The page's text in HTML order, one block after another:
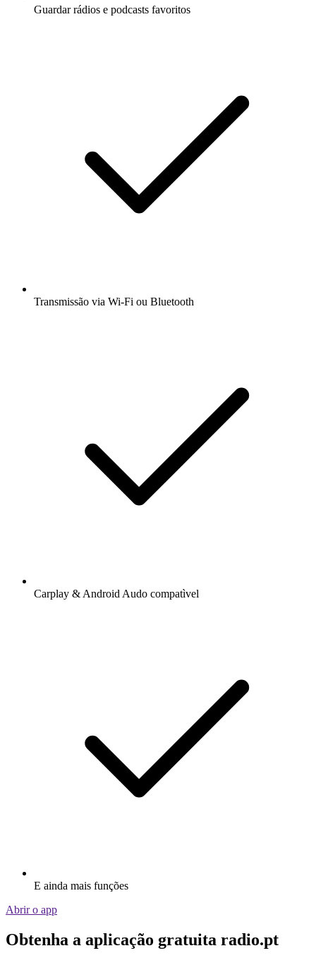
Guardar rádios e podcasts favoritos
Transmissão via Wi-Fi ou Bluetooth
Carplay & Android Audo compatìvel
E ainda mais funções
Abrir o app
Obtenha a aplicação gratuita radio.pt